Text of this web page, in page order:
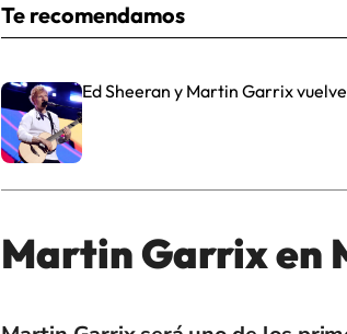
Te recomendamos
Ed Sheeran y Martin Garrix
Martin Garrix en